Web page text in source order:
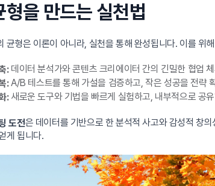
형을 만드는 실천법
균형은 이론이 아니라, 실천을 통해 완성됩니다. 이를 위
:데이터 분석가와 콘텐츠 크리에이터 간의 긴밀한 협업
:A/B 테스트를 통해 가설을 검증하고, 작은 성공을 전략
:새로운 도구와 기법을 빠르게 실험하고, 내부적으로 공
도전은 데이터를 기반으로 한 분석적 사고와 감성적 창
게 됩니다.